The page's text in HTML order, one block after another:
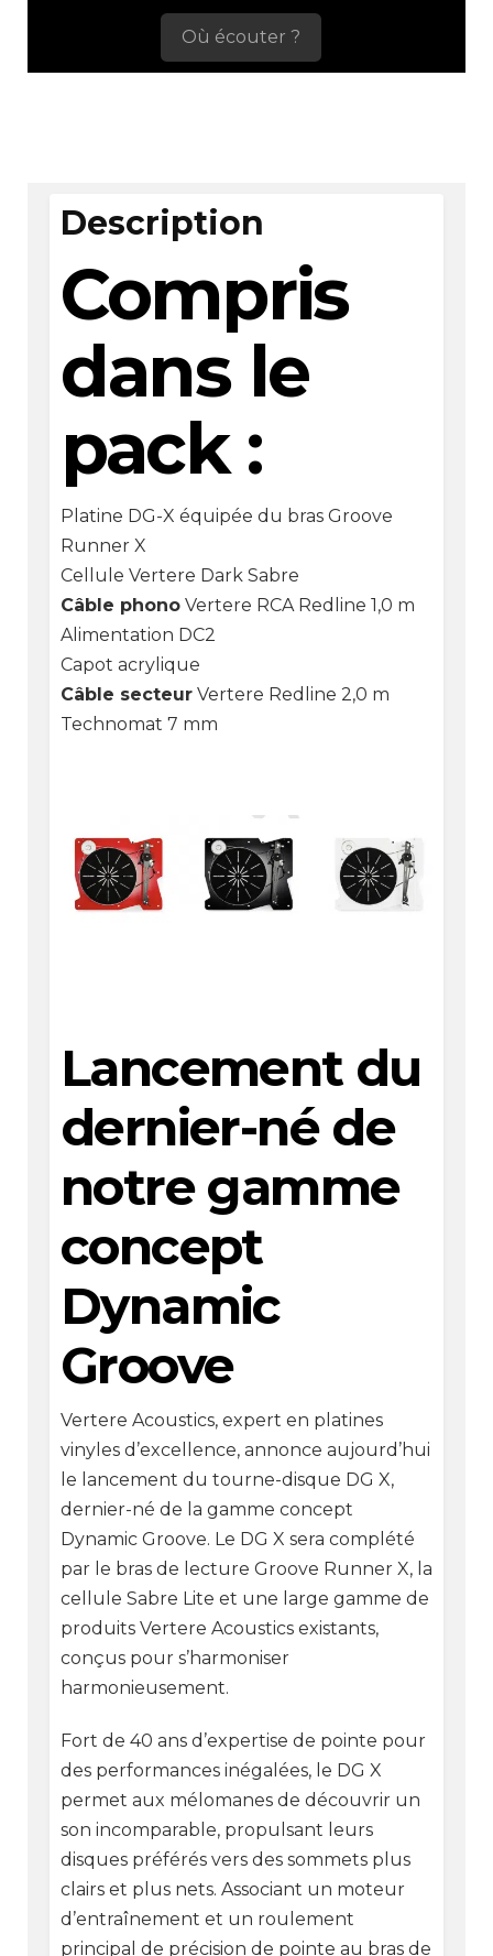
Où écouter ?
Description
Compris
dans le
pack :
Platine DG-X équipée du bras Groove
Runner X
Cellule Vertere Dark Sabre
Câble phonoVertere RCA Redline 1,0 m
Alimentation DC2
Capot acrylique
Câble secteurVertere Redline 2,0 m
Technomat 7 mm
Lancement du
dernier-né de
notre gamme
concept
Dynamic
Groove
Vertere Acoustics, expert en platines
vinyles d’excellence, annonce aujourd’hui
le lancement du tourne-disque DG X,
dernier-né de la gamme concept
Dynamic Groove. Le DG X sera complété
par le bras de lecture Groove Runner X, la
cellule Sabre Lite et une large gamme de
produits Vertere Acoustics existants,
conçus pour s’harmoniser
harmonieusement.
Fort de 40 ans d’expertise de pointe pour
des performances inégalées, le DG X
permet aux mélomanes de découvrir un
son incomparable, propulsant leurs
disques préférés vers des sommets plus
clairs et plus nets. Associant un moteur
d’entraînement et un roulement
principal de précision de pointe au bras de